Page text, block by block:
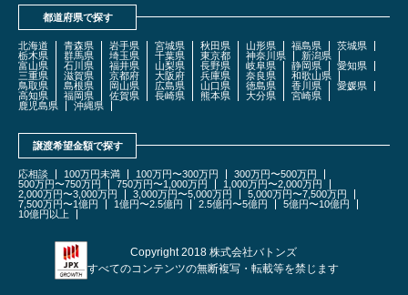
都道府県で探す
北海道 青森県 岩手県 宮城県 秋田県 山形県 福島県
茨城県
栃木県
群馬県 埼玉県 千葉県 東京都 神奈川県
新潟県
富山県
石川県 福井県 山梨県 長野県 岐阜県 静岡県
愛知県
三重県
滋賀県 京都府 大阪府 兵庫県 奈良県
和歌山県
鳥取県
島根県 岡山県 広島県 山口県 徳島県 香川県
愛媛県
高知県
福岡県 佐賀県 長崎県 熊本県 大分県
宮崎県
鹿児島県
沖縄県
譲渡希望金額で探す
応相談 100万円未満 100万円〜300万円
300万円〜500万円
500万円〜750万円
750万円〜1,000万円
1,000万円〜2,000万円
2,000万円〜3,000万円
3,000万円〜5,000万円
5,000万円〜7,500万円
7,500万円〜1億円
1億円〜2.5億円 2.5億円〜5億円
5億円〜10億円
10億円以上
Copyright 2018 株式会社バトンズ
すべてのコンテンツの無断複写・転載等を禁じます